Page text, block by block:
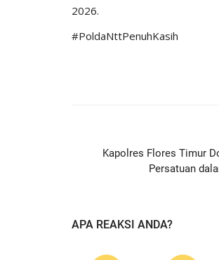
2026.
#PoldaNttPenuhKasih
Kapolres Flores Timur
Persatuan
APA REAKSI ANDA?